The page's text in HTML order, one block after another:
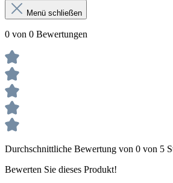
Menü schließen
0 von 0 Bewertungen
Durchschnittliche Bewertung von 0 von 5
Bewerten Sie dieses Produkt!